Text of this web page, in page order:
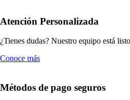
Atención Personalizada
¿Tienes dudas? Nuestro equipo está
Conoce más
Métodos de pago seguros